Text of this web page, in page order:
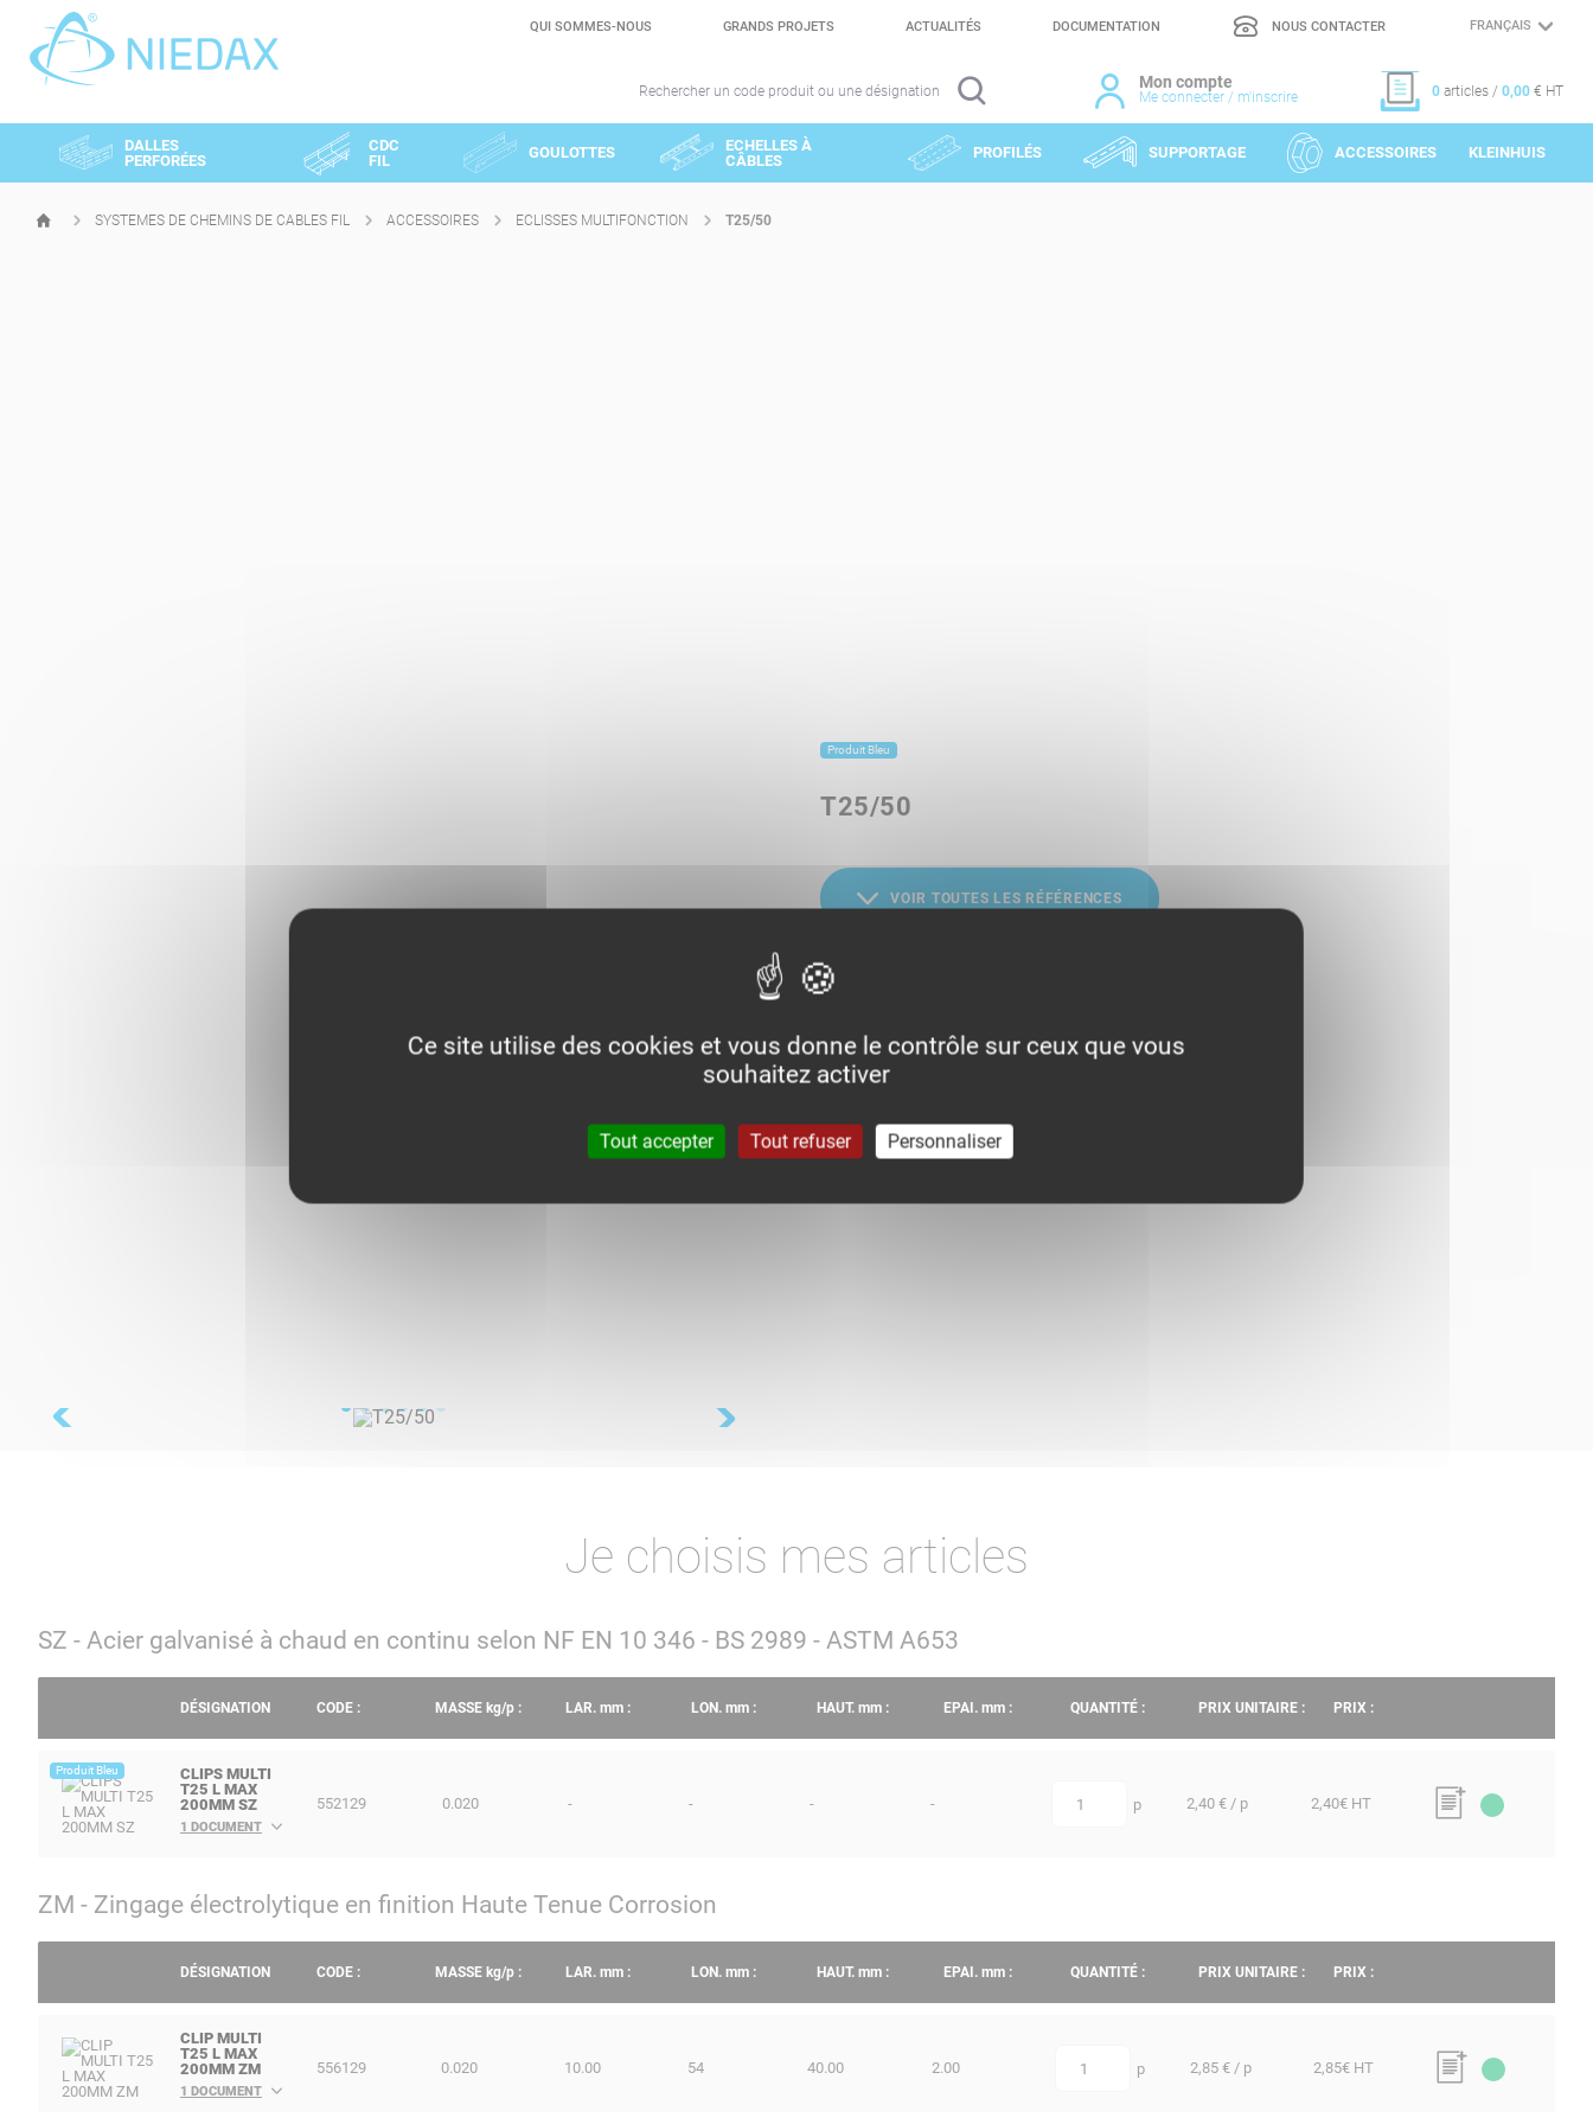
QUI SOMMES-NOUS GRANDS PROJETS ACTUALITÉS DOCUMENTATION NOUS CONTACTER
CHOIX
Rechercher un code produit ou une désignation Mon compte
Me connecter / m'inscrire 0 articles / 0,00 € HT
DALLES
PERFORÉES
CDC
FIL
GOULOTTES
ECHELLES À
CÂBLES
PROFILÉS SUPPORTAGE ACCESSOIRES KLEINHUIS
PAGE
SYSTEMES DE CHEMINS DE CABLES FIL ACCESSOIRES ECLISSES MULTIFONCTION T25/50
Produit Bleu
T25/50
VOIR TOUTES LES RÉFÉRENCES
Je choisis mes articles
SZ - Acier galvanisé à chaud en continu selon NF EN 10 346 - BS 2989 - ASTM A653
DÉSIGNATION CODE : MASSE kg/p : LAR. mm : LON. mm : HAUT. mm : EPAI. mm : QUANTITÉ : PRIX UNITAIRE : PRIX :
Produit Bleu
CLIPS MULTI
T25 L MAX
200MM SZ
1 DOCUMENT
552129 0.020 - - - - quantité p 2,40 € / p 2,40€ HT
ZM - Zingage électrolytique en finition Haute Tenue Corrosion
DÉSIGNATION CODE : MASSE kg/p : LAR. mm : LON. mm : HAUT. mm : EPAI. mm : QUANTITÉ : PRIX UNITAIRE : PRIX :
CLIP MULTI
T25 L MAX
200MM ZM
1 DOCUMENT
556129 0.020 10.00 54 40.00 2.00 quantité p 2,85 € / p 2,85€ HT
Panneau de gestion des cookies
Ce site utilise des cookies et vous donne le contrôle sur ceux que vous
souhaitez activer
Tout accepter Tout refuser Personnaliser